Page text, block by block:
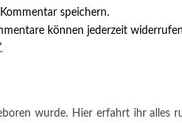
speichern.
können jederzeit
wurde. Hier erfahrt ihr